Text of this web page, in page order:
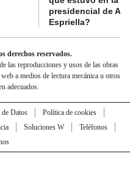
presidencial de
Espriella?
derechos reservados.
las reproducciones y usos de las obras
a medios de lectura mecánica u otros
adecuados.
Datos
Política de cookies
Soluciones W
Teléfonos